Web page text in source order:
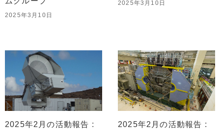
2025年3月10日
2025年3月10日
2025年2月の活動報告 :
2025年2月の活動報告 :